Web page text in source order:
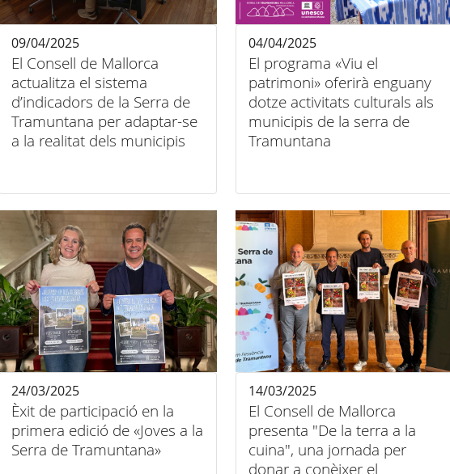
El Consell de Mallorca
actualitza el sistema
d’indicadors de la Serra de
Tramuntana per adaptar-se
a la realitat dels municipis
09/04/2025
El programa «Viu el
patrimoni» oferirà enguany
dotze activitats culturals als
municipis de la serra de
Tramuntana
04/04/2025
Èxit de participació en la
primera edició de «Joves a la
Serra de Tramuntana»
24/03/2025
El Consell de Mallorca
presenta "De la terra a la
cuina", una jornada per
donar a conèixer el
14/03/2025